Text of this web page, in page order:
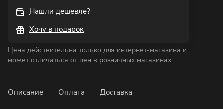
Нашли дешевле?
Хочу в подарок
Цена действительна только для интернет-магазина и
может отличаться от цен в розничных магазинах
Описание Оплата Доставка